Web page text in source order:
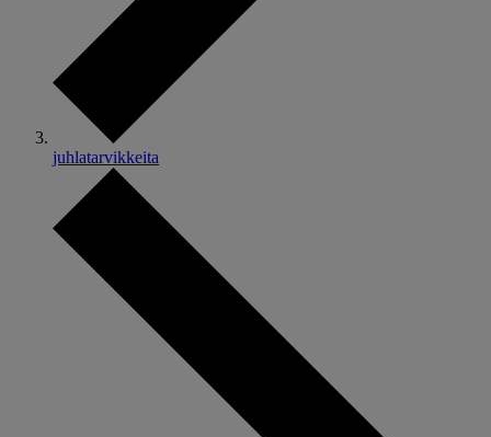
juhlatarvikkeita